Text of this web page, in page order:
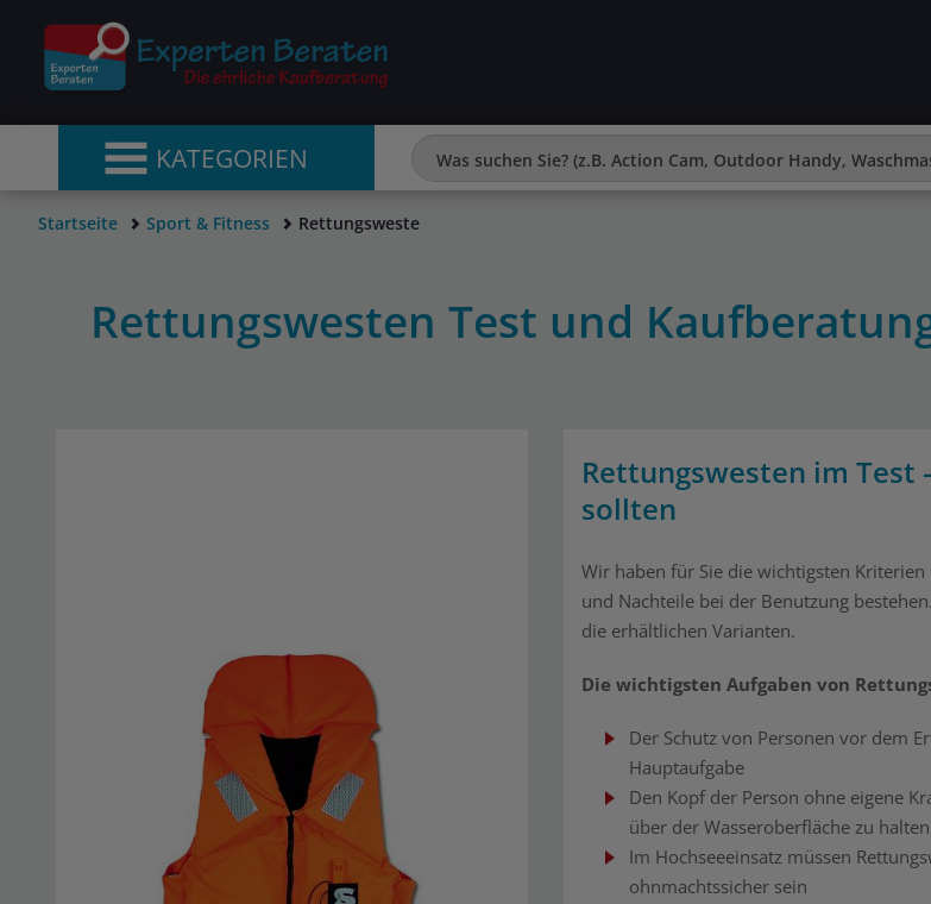
KATEGORIEN
Startseite Sport & Fitness Rettungsweste
Rettungswesten Test und
Rettungswesten im Test
sollten
Wir haben für Sie die wichtigsten
und Nachteile bei der Benutzung
die erhältlichen Varianten.
Die wichtigsten Aufgaben von
Der Schutz von Personen vor dem
Hauptaufgabe
Den Kopf der Person ohne eigene
über der Wasseroberfläche zu halten
Im Hochseeeinsatz müssen
ohnmachtssicher sein